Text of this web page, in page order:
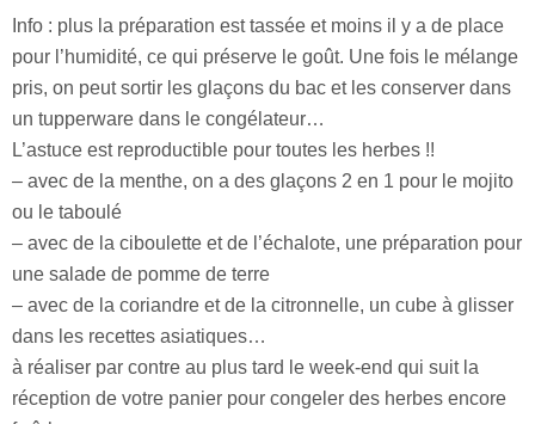
Info : plus la préparation est tassée et moins il y a de place
pour l’humidité, ce qui préserve le goût. Une fois le mélange
pris, on peut sortir les glaçons du bac et les conserver dans
un tupperware dans le congélateur…
L’astuce est reproductible pour toutes les herbes !!
– avec de la menthe, on a des glaçons 2 en 1 pour le mojito
ou le taboulé
– avec de la ciboulette et de l’échalote, une préparation pour
une salade de pomme de terre
– avec de la coriandre et de la citronnelle, un cube à glisser
dans les recettes asiatiques…
à réaliser par contre au plus tard le week-end qui suit la
réception de votre panier pour congeler des herbes encore